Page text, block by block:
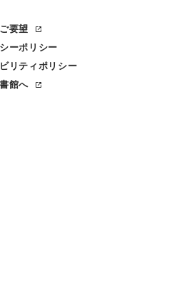
要望
ーポリシー
リティポリシー
館へ
２月～昭和２
（蔵管第４０
] 大蔵省管財局総務
渡又は除去（蔵管
の家屋等の譲渡又